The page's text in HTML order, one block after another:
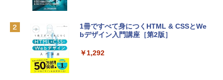
￥119,800
tomtoc 360°保護 15.6 16インチ パソコ
Robloxギフトカード - 1000 Robux 【限
インゲームコード】 ロブロックス |オン
1冊ですべて身につくHTML & CSSとWe
bデザイン入門講座［第2版］
￥1,292